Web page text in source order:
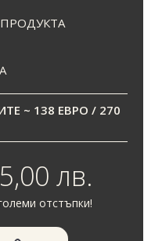
~ 138 ЕВРО / 270
лв.
отстъпки!